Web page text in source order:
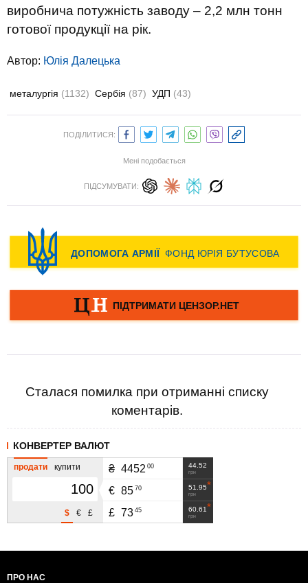
виробнича потужність заводу – 2,2 млн тонн
готової продукції на рік.
Автор: Юлiя Далецька
металургія (1132) Сербія (87) УДП (43)
ПОДІЛИТИСЯ:
Мені подобається
ПІДСУМУВАТИ:
Сталася помилка при отриманні списку
коментарів.
КОНВЕРТЕР ВАЛЮТ
продати купити
£
€
$
44.52
грн
₴ 4452 00
51.95
грн
€ 85 70
60.61
грн
£ 73 45
ПРО НАС